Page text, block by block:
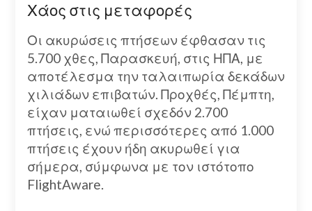
Χάος στις μεταφορές
Οι ακυρώσεις πτήσεων έφθασαν τις
5.700 χθες, Παρασκευή, στις ΗΠΑ, με
αποτέλεσμα την ταλαιπωρία δεκάδων
χιλιάδων επιβατών. Προχθές, Πέμπτη,
είχαν ματαιωθεί σχεδόν 2.700
πτήσεις, ενώ περισσότερες από 1.000
πτήσεις έχουν ήδη ακυρωθεί για
σήμερα, σύμφωνα με τον ιστότοπο
FlightAware.